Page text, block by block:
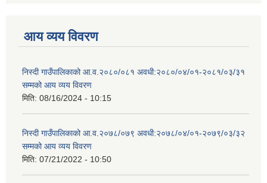
आय व्यय विवरण
निस्दी गाउँपालिकाको आ.व.२०८०/०८१ अवधी:२०८०/०४/०१-२०८१/०३/३१
सम्मको आय व्यय विवरण
मिति: 08/16/2024 - 10:15
निस्दी गाउँपालिकाको आ.व.२०७८/०७९ अवधी:२०७८/०४/०१-२०७९/०३/३२
सम्मको आय व्यय विवरण
मिति: 07/21/2022 - 10:50